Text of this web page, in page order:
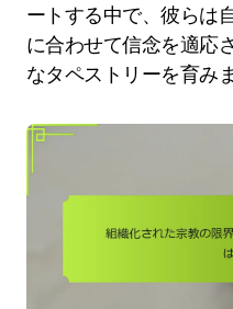
ートする中で、彼らは
に合わせて信念を適応
なタペストリーを育みま